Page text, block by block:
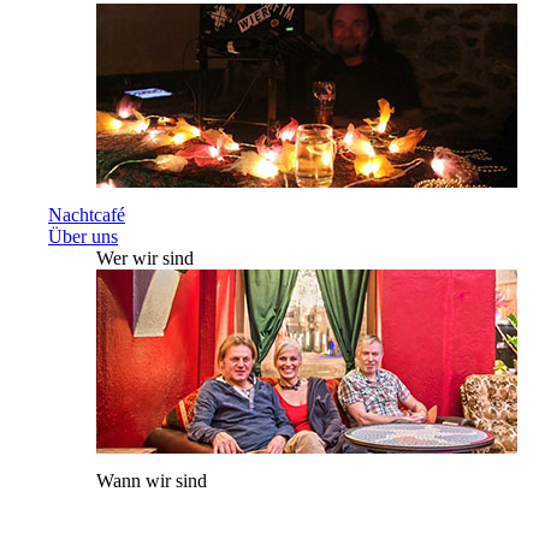
Nachtcafé
Über uns
Wer wir sind
Wann wir sind